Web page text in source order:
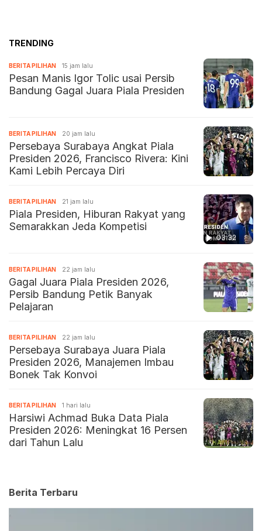
TRENDING
BERITA PILIHAN 15 jam lalu
Pesan Manis Igor Tolic usai Persib
Bandung Gagal Juara Piala Presiden
BERITA PILIHAN 20 jam lalu
Persebaya Surabaya Angkat Piala
Presiden 2026, Francisco Rivera: Kini
Kami Lebih Percaya Diri
03:32
BERITA PILIHAN 21 jam lalu
Piala Presiden, Hiburan Rakyat yang
Semarakkan Jeda Kompetisi
BERITA PILIHAN 22 jam lalu
Gagal Juara Piala Presiden 2026,
Persib Bandung Petik Banyak
Pelajaran
BERITA PILIHAN 22 jam lalu
Persebaya Surabaya Juara Piala
Presiden 2026, Manajemen Imbau
Bonek Tak Konvoi
BERITA PILIHAN 1 hari lalu
Harsiwi Achmad Buka Data Piala
Presiden 2026: Meningkat 16 Persen
dari Tahun Lalu
Berita Terbaru